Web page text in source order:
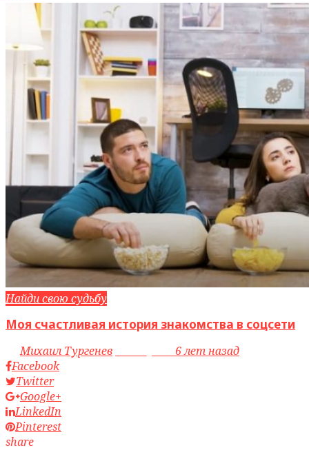
Найди свою судьбу
Моя счастливая история знакомства в соцсети
byМихаил Тургенев
6 лет назад
Facebook
Twitter
Google+
LinkedIn
Pinterest
share